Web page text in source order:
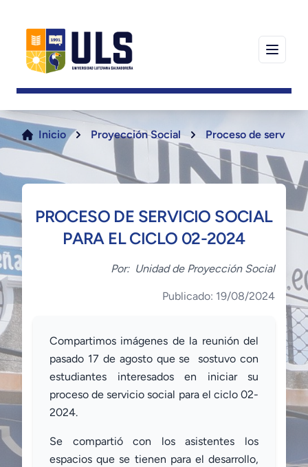
Inicio Proyección Social Proceso de
PROCESO DE SERVICIO SOCIAL
PARA EL CICLO 02-2024
Por: Unidad de Proyección Social
Publicado: 19/08/2024
Compartimos imágenes de la reunión del
pasado 17 de agosto que se sostuvo con
estudiantes interesados en iniciar su
proceso de servicio social para el ciclo 02-
2024.
Se compartió con los asistentes los
espacios que se tienen para el desarrollo,